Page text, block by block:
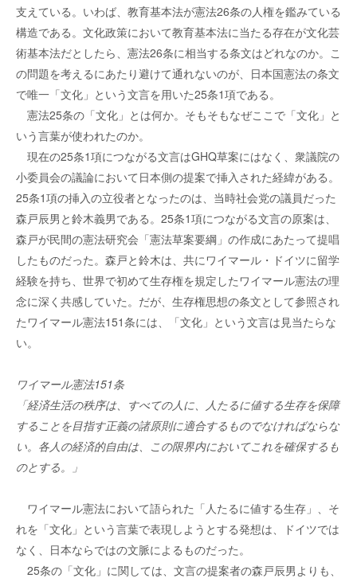
支えている。いわば、教育基本法が憲法26条の人権を鑑みている
構造である。文化政策において教育基本法に当たる存在が文化芸
術基本法だとしたら、憲法26条に相当する条文はどれなのか。こ
の問題を考えるにあたり避けて通れないのが、日本国憲法の条文
で唯一「文化」という文言を用いた25条1項である。
憲法25条の「文化」とは何か。そもそもなぜここで「文化」と
いう言葉が使われたのか。
現在の25条1項につながる文言はGHQ草案にはなく、衆議院の
小委員会の議論において日本側の提案で挿入された経緯がある。
25条1項の挿入の立役者となったのは、当時社会党の議員だった
森戸辰男と鈴木義男である。25条1項につながる文言の原案は、
森戸が民間の憲法研究会「憲法草案要綱」の作成にあたって提唱
したものだった。森戸と鈴木は、共にワイマール・ドイツに留学
経験を持ち、世界で初めて生存権を規定したワイマール憲法の理
念に深く共感していた。だが、生存権思想の条文として参照され
たワイマール憲法151条には、「文化」という文言は見当たらな
い。
ワイマール憲法151条
「経済生活の秩序は、すべての人に、人たるに値する生存を保障
することを目指す正義の諸原則に適合するものでなければならな
い。各人の経済的自由は、この限界内においてこれを確保するも
のとする。」
ワイマール憲法において語られた「人たるに値する生存」、そ
れを「文化」という言葉で表現しようとする発想は、ドイツでは
なく、日本ならではの文脈によるものだった。
25条の「文化」に関しては、文言の提案者の森戸辰男よりも、